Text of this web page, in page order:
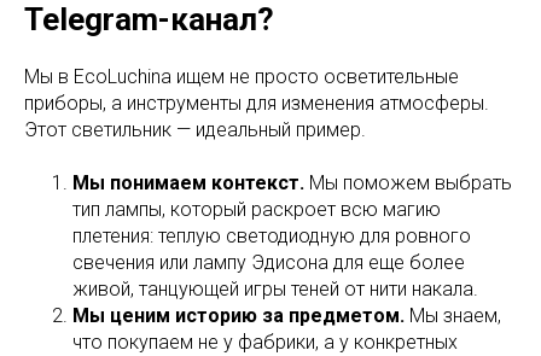
Telegram-канал?
Мы в EcoLuchina ищем не просто осветительные
приборы, а инструменты для изменения атмосферы.
Этот светильник — идеальный пример.
Мы понимаем контекст. Мы поможем выбрать
тип лампы, который раскроет всю магию
плетения: теплую светодиодную для ровного
свечения или лампу Эдисона для еще более
живой, танцующей игры теней от нити накала.
Мы ценим историю за предметом. Мы знаем,
что покупаем не у фабрики, а у конкретных